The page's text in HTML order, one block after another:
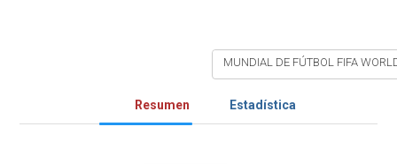
MUNDIAL DE FÚTBOL FIFA
Resumen Estadística